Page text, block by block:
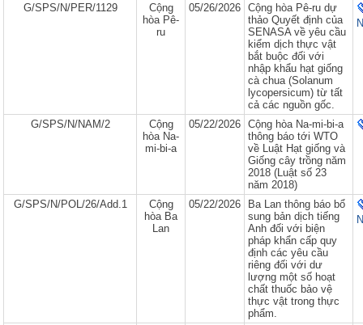
G/SPS/N/PER/1129
Cộng
hòa Pê-
ru
05/26/2026
Cộng hòa Pê-ru dự
thảo Quyết định của
SENASA về yêu cầu
kiểm dịch thực vật
bắt buộc đối với
nhập khẩu hạt giống
cà chua (Solanum
lycopersicum) từ tất
cả các nguồn gốc.
G/SPS/N/NAM/2
Cộng
hòa Na-
mi-bi-a
05/22/2026
Cộng hòa Na-mi-bi-a
thông báo tới WTO
về Luật Hạt giống và
Giống cây trồng năm
2018 (Luật số 23
năm 2018)
G/SPS/N/POL/26/Add.1
Cộng
hòa Ba
Lan
05/22/2026
Ba Lan thông báo bổ
sung bản dịch tiếng
Anh đối với biện
pháp khẩn cấp quy
định các yêu cầu
riêng đối với dư
lượng một số hoạt
chất thuốc bảo vệ
thực vật trong thực
phẩm.